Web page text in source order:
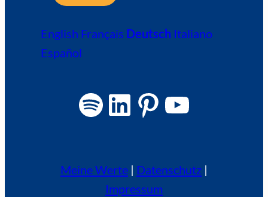
English Français Deutsch Italiano
Español
Spotify LinkedIn Pinterest YouTube
Meine Werte | Datenschutz |
Impressum